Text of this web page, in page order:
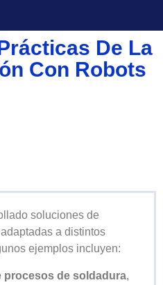
De La
Con Robots
soluciones de
a distintos
ejemplos incluyen:
procesos de soldadura,